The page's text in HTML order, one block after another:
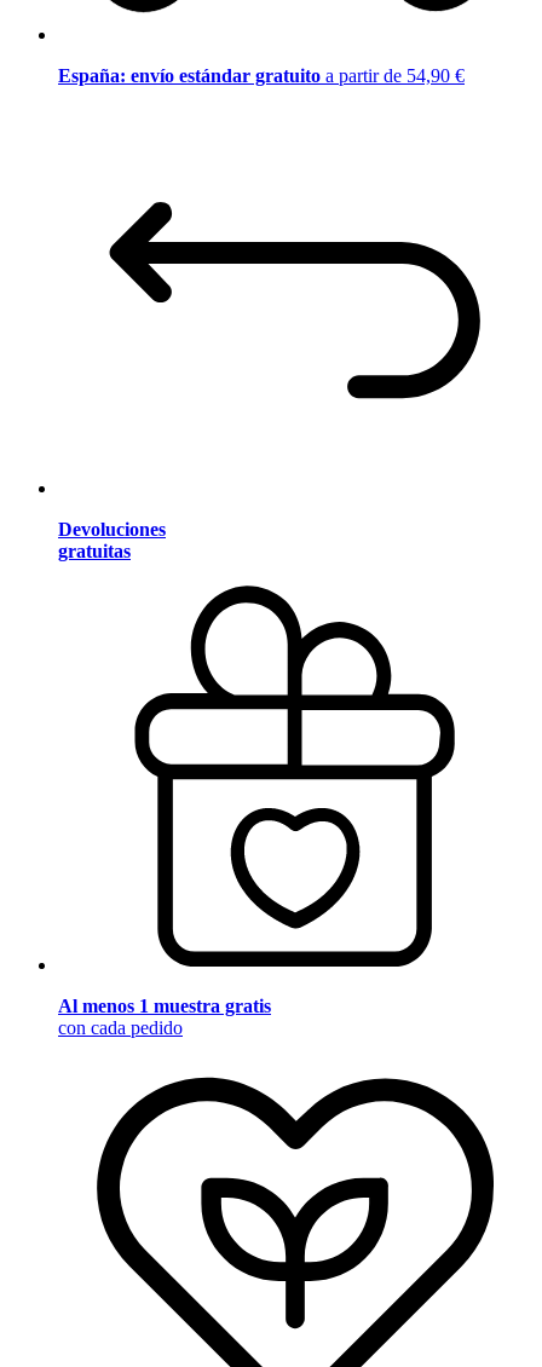
España: envío estándar gratuito a partir de 54,90 €
Devoluciones
gratuitas
Al menos 1 muestra gratis
con cada pedido